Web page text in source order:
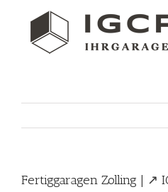
content
Fertiggaragen Zolling | ↗️